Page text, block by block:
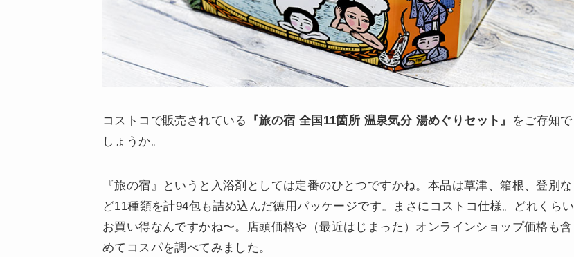
コストコで販売されている 『旅の宿 全国11箇所 温泉気分 湯めぐりセット』
をご存知で
しょうか。
『旅の宿』というと入浴剤としては定番のひとつですかね。本品は草津、箱根、登別な
ど11種類を計94包も詰め込んだ徳用パッケージです。まさにコストコ仕様。どれくらい
お買い得なんですかね〜。店頭価格や（最近はじまった）オンラインショップ価格も含
めてコスパを調べてみました。